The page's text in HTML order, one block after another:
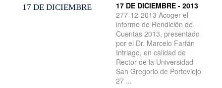
17 DE DICIEMBRE
17 DE DICIEMBRE - 2013
277-12-2013 Acoger el
informe de Rendición de
Cuentas 2013, presentado
por el Dr. Marcelo Farfán
Intriago, en calidad de
Rector de la Universidad
San Gregorio de Portoviejo
27 ...